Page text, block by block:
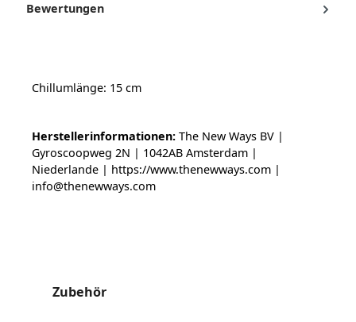
Bewertungen
Chillumlänge: 15 cm
Herstellerinformationen: The New Ways BV |
Gyroscoopweg 2N | 1042AB Amsterdam |
Niederlande | https://www.thenewways.com |
info@thenewways.com
Produktgalerie überspringen
Zubehör